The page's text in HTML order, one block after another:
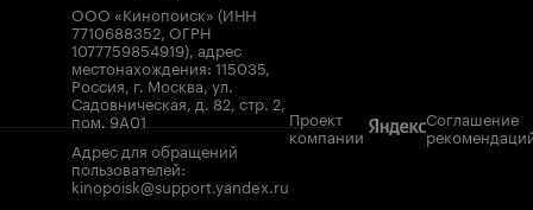
ООО «Кинопоиск» (ИНН
7710688352, ОГРН
1077759854919), адрес
местонахождения: 115035,
Россия, г. Москва, ул.
Садовническая, д. 82, стр. 2,
пом. 9А01
Адрес для обращений
пользователей:
kinopoisk@support.yandex.ru
Проект
компании
Соглашение